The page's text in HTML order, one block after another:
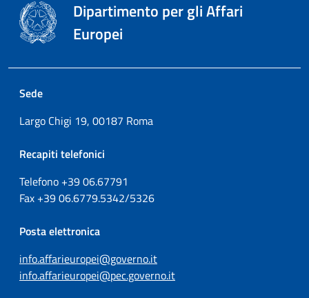
Dipartimento per gli Affari
Europei
Sede
Largo Chigi 19, 00187 Roma
Recapiti telefonici
Telefono +3906.67791
Fax +3906.6779.5342/5326
Posta elettronica
info.affarieuropei@governo.it
info.affarieuropei@pec.governo.it